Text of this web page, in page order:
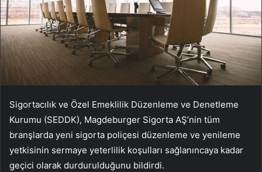
Sigortacılık ve Özel Emeklilik Düzenleme ve Denetleme
Kurumu (SEDDK), Magdeburger Sigorta AŞ’nin tüm
branşlarda yeni sigorta poliçesi düzenleme ve yenileme
yetkisinin sermaye yeterlilik koşulları sağlanıncaya kadar
geçici olarak durdurulduğunu bildirdi.